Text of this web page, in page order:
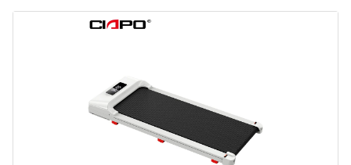
Ticarət Elektrikli Qatlanan Treadmill